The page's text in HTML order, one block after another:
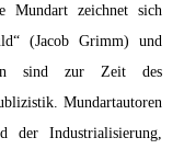
Mundart zeichnet sich
(Jacob Grimm) und
sind zur Zeit des
Mundartautoren
der Industrialisierung,